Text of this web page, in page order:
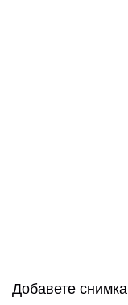
Добавете снимка